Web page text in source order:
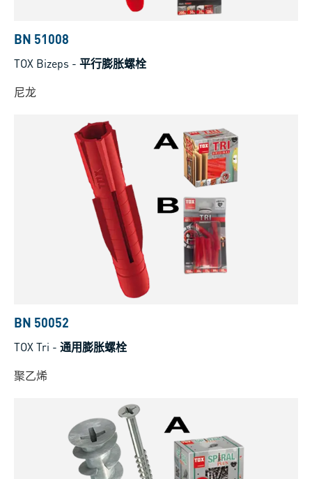
BN 51008
TOX Bizeps - 平行膨胀螺栓
尼龙
BN 50052
TOX Tri - 通用膨胀螺栓
聚乙烯